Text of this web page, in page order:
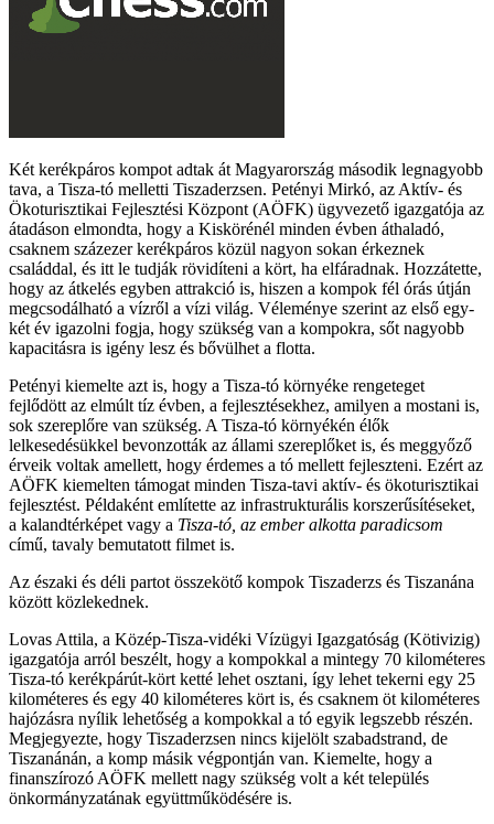
Két kerékpáros kompot adtak át Magyarország második legnagyobb
tava, a Tisza-tó melletti Tiszaderzsen. Petényi Mirkó, az Aktív- és
Ökoturisztikai Fejlesztési Központ (AÖFK) ügyvezető igazgatója az
átadáson elmondta, hogy a Kiskörénél minden évben áthaladó,
csaknem százezer kerékpáros közül nagyon sokan érkeznek
családdal, és itt le tudják rövidíteni a kört, ha elfáradnak. Hozzátette,
hogy az átkelés egyben attrakció is, hiszen a kompok fél órás útján
megcsodálható a vízről a vízi világ. Véleménye szerint az első egy-
két év igazolni fogja, hogy szükség van a kompokra, sőt nagyobb
kapacitásra is igény lesz és bővülhet a flotta.
Petényi kiemelte azt is, hogy a Tisza-tó környéke rengeteget
fejlődött az elmúlt tíz évben, a fejlesztésekhez, amilyen a mostani is,
sok szereplőre van szükség. A Tisza-tó környékén élők
lelkesedésükkel bevonzották az állami szereplőket is, és meggyőző
érveik voltak amellett, hogy érdemes a tó mellett fejleszteni. Ezért az
AÖFK kiemelten támogat minden Tisza-tavi aktív- és ökoturisztikai
fejlesztést. Példaként említette az infrastrukturális korszerűsítéseket,
a kalandtérképet vagy a Tisza-tó, az ember alkotta paradicsom
című, tavaly bemutatott filmet is.
Az északi és déli partot összekötő kompok Tiszaderzs és Tiszanána
között közlekednek.
Lovas Attila, a Közép-Tisza-vidéki Vízügyi Igazgatóság (Kötivizig)
igazgatója arról beszélt, hogy a kompokkal a mintegy 70 kilométeres
Tisza-tó kerékpárút-kört ketté lehet osztani, így lehet tekerni egy 25
kilométeres és egy 40 kilométeres kört is, és csaknem öt kilométeres
hajózásra nyílik lehetőség a kompokkal a tó egyik legszebb részén.
Megjegyezte, hogy Tiszaderzsen nincs kijelölt szabadstrand, de
Tiszanánán, a komp másik végpontján van. Kiemelte, hogy a
finanszírozó AÖFK mellett nagy szükség volt a két település
önkormányzatának együttműködésére is.